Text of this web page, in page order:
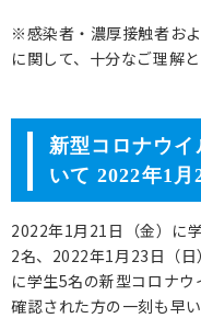
※感染者・濃厚接触者お
に関して、十分なご理解
新型コロナウ
いて 2022年1月
2022年1月21日（金）に
2名、2022年1月23日（日
に学生5名の新型コロナ
確認された方の一刻も早